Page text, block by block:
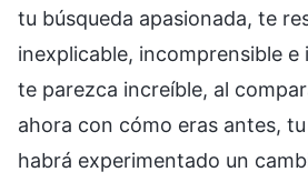
tu búsqueda apasionada, te
inexplicable, incomprensible e
te parezca increíble, al
ahora con cómo eras antes,
habrá experimentado un